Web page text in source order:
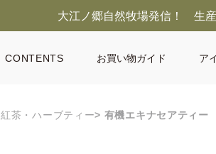
大江ノ郷自然牧場発信！ 生産
CONTENTS お買い物ガイド ア
紅茶・ハーブティー 有機エキナセアティー